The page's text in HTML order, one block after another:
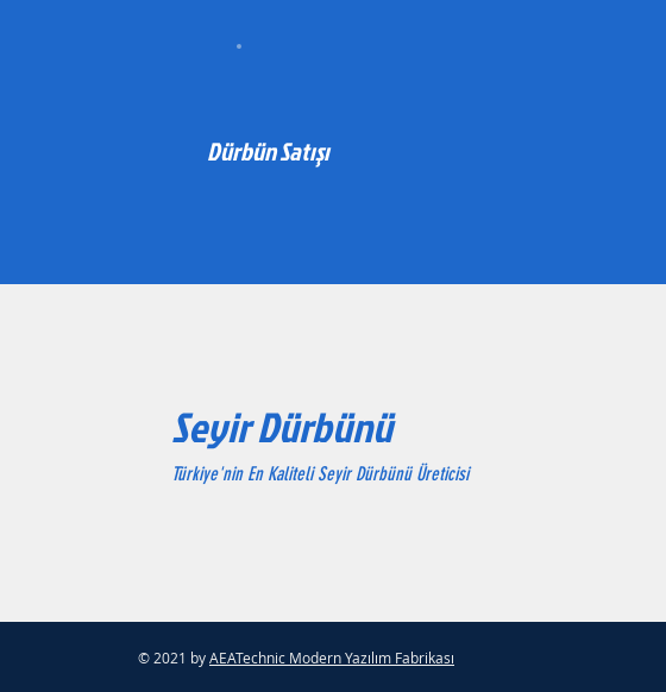
Dürbün Satışı
Seyir Dürbünü
Türkiye'nin En Kaliteli Seyir Dürbünü Üreticisi
© 2021 byAEATechnic Modern Yazılım Fabrikası